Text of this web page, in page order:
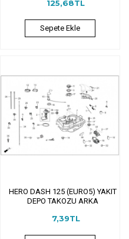
125,68TL
Sepete Ekle
HERO DASH 125 (EURO5) YAKIT
DEPO TAKOZU ARKA
7,39TL